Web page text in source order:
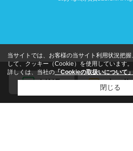
当サイトでは、お客様の当サイト利用状況把
して、クッキー（Cookie）を使用しています。
詳しくは、当社の 「Cookieの取扱いについて」
閉じる